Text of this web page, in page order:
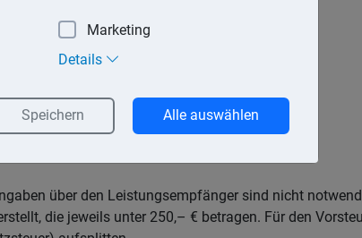
über den Leistungsempfänger sind nicht
die jeweils unter 250,– € betragen. Für den
Marketing
Details
Speichern Alle auswählen